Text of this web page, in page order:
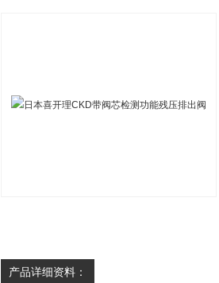
产品详细资料：